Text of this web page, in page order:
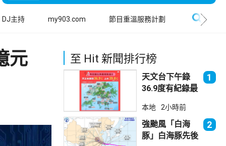
DJ主持 my903.com 節目重溫服務計劃
元 至 Hit 新聞排行榜
天文台下午錄
36.9度有紀錄最
度境內最高
1
本地 2小時前
強颱風「白海
豚」白海豚先後
2